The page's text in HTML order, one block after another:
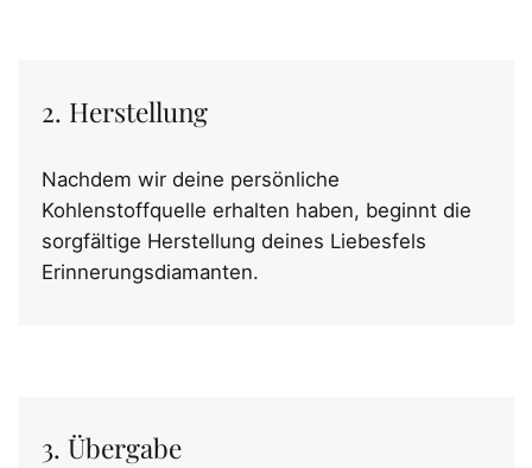
2. Herstellung
Nachdem wir deine persönliche
Kohlenstoffquelle erhalten haben, beginnt die
sorgfältige Herstellung deines Liebesfels
Erinnerungsdiamanten.
3. Übergabe